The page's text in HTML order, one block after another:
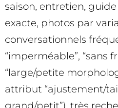
saison, entretien,
exacte, photos par
conversationnels
“imperméable”, “sans
“large/petite
attribut “ajustement/